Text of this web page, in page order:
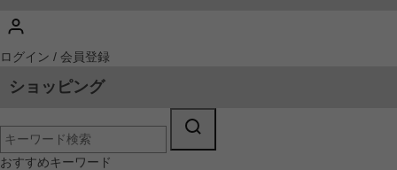
ログイン / 会員登録
ショッピング
おすすめキーワード